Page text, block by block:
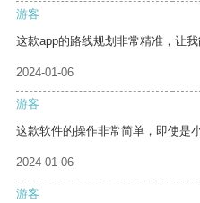
游客
这款app的路线规划非常精准，让我
2024-01-06
游客
这款软件的操作非常简单，即使是
2024-01-06
游客